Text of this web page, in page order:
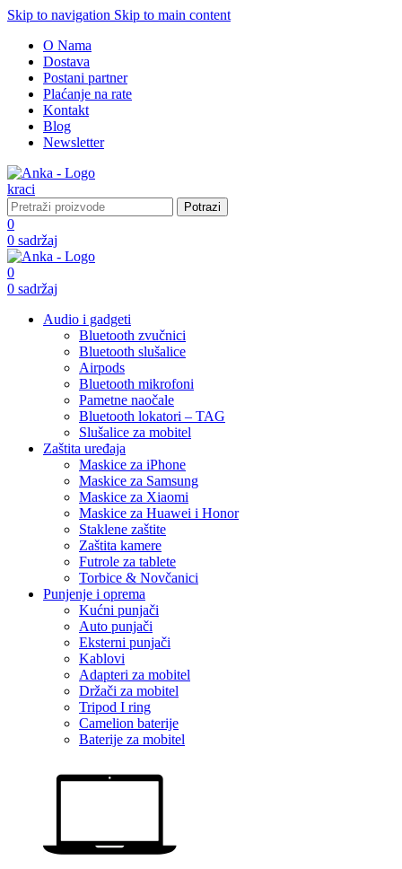
Skip to navigation Skip to main content
O Nama
Dostava
Postani partner
Plaćanje na rate
Kontakt
Blog
Newsletter
Potrazi
0
0 sadržaj
0
0 sadržaj
Audio i gadgeti
Bluetooth zvučnici
Bluetooth slušalice
Airpods
Bluetooth mikrofoni
Pametne naočale
Bluetooth lokatori – TAG
Slušalice za mobitel
Zaštita uređaja
Maskice za iPhone
Maskice za Samsung
Maskice za Xiaomi
Maskice za Huawei i Honor
Staklene zaštite
Zaštita kamere
Futrole za tablete
Torbice & Novčanici
Punjenje i oprema
Kućni punjači
Auto punjači
Eksterni punjači
Kablovi
Adapteri za mobitel
Držači za mobitel
Tripod I ring
Camelion baterije
Baterije za mobitel